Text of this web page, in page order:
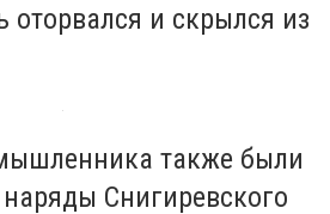
оторвался и скрылся из
также были
Снигиревского